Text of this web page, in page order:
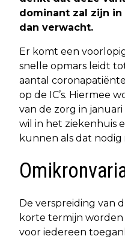
dominant zal zijn
dan verwacht.
Er komt een
snelle opmars leidt
aantal
op de IC’s. Hiermee
van de zorg in
wil in het ziekenhuis
kunnen als dat nodig
De verspreiding van
korte termijn
voor iedereen